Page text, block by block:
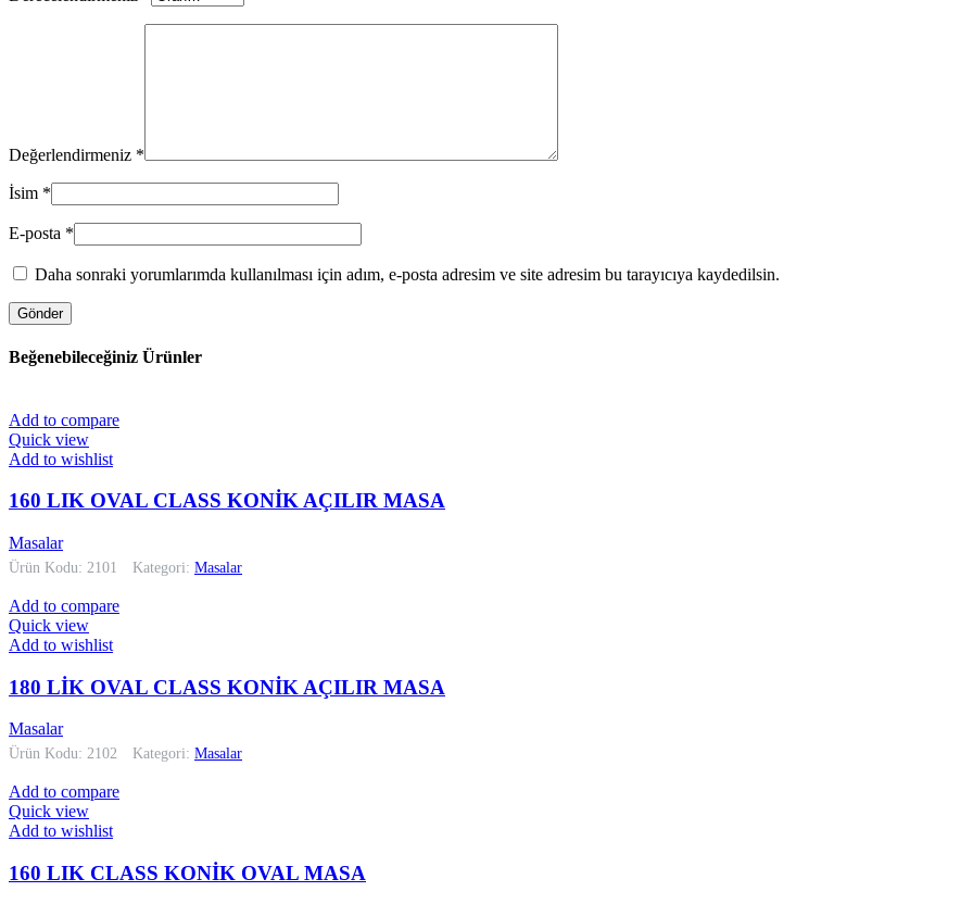
Değerlendirmeniz *
İsim *
E-posta *
Daha sonraki yorumlarımda kullanılması için adım, e-posta adresim ve site adresim bu tarayıcıya kaydedilsin.
Beğenebileceğiniz Ürünler
Add to compare
Quick view
Add to wishlist
160 LIK OVAL CLASS KONİK AÇILIR MASA
Masalar
Ürün Kodu: 2101 Kategori: Masalar
Add to compare
Quick view
Add to wishlist
180 LİK OVAL CLASS KONİK AÇILIR MASA
Masalar
Ürün Kodu: 2102 Kategori: Masalar
Add to compare
Quick view
Add to wishlist
160 LIK CLASS KONİK OVAL MASA